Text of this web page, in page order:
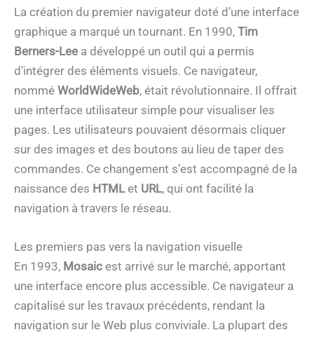
La création du premier navigateur doté d’une interface
graphique a marqué un tournant. En 1990, Tim
Berners-Lee a développé un outil qui a permis
d’intégrer des éléments visuels. Ce navigateur,
nommé WorldWideWeb, était révolutionnaire. Il offrait
une interface utilisateur simple pour visualiser les
pages. Les utilisateurs pouvaient désormais cliquer
sur des images et des boutons au lieu de taper des
commandes. Ce changement s’est accompagné de la
naissance des HTMLet URL, qui ont facilité la
navigation à travers le réseau.
Les premiers pas vers la navigation visuelle
En 1993, Mosaic est arrivé sur le marché, apportant
une interface encore plus accessible. Ce navigateur a
capitalisé sur les travaux précédents, rendant la
navigation sur le Web plus conviviale. La plupart des